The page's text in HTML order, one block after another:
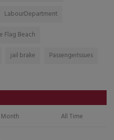
LabourDepartment
Flag Beach
jail brake PassengerIssues
All Time